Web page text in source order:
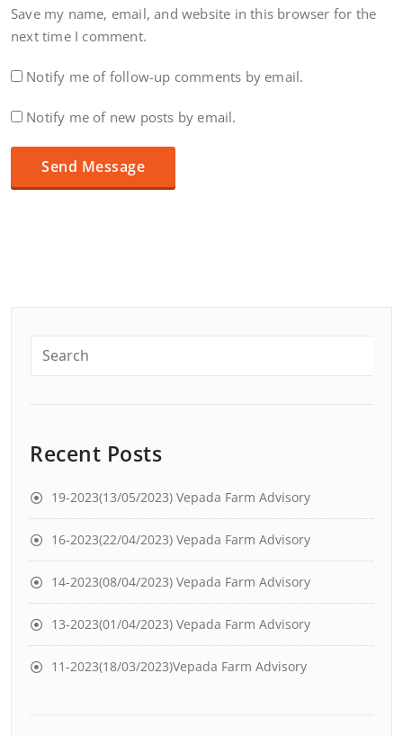
Save my name, email, and website in this browser for the
next time I comment.
Notify me of follow-up comments by email.
Notify me of new posts by email.
Recent Posts
19-2023(13/05/2023) Vepada Farm Advisory
16-2023(22/04/2023) Vepada Farm Advisory
14-2023(08/04/2023) Vepada Farm Advisory
13-2023(01/04/2023) Vepada Farm Advisory
11-2023(18/03/2023)Vepada Farm Advisory